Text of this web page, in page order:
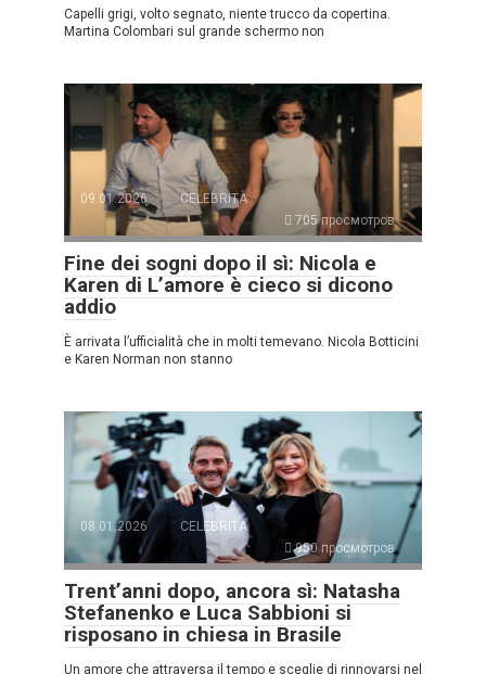
Capelli grigi, volto segnato, niente trucco da copertina.
Martina Colombari sul grande schermo non
09.01.2026
CELEBRITÀ
705 просмотров
Fine dei sogni dopo il sì: Nicola e
Karen di L’amore è cieco si dicono
addio
È arrivata l’ufficialità che in molti temevano. Nicola Botticini
e Karen Norman non stanno
08.01.2026
CELEBRITÀ
950 просмотров
Trent’anni dopo, ancora sì: Natasha
Stefanenko e Luca Sabbioni si
risposano in chiesa in Brasile
Un amore che attraversa il tempo e sceglie di rinnovarsi nel